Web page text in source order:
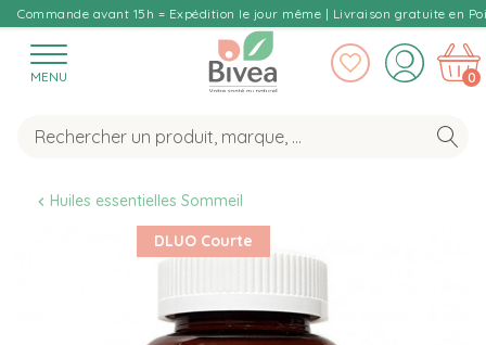
Commande avant 15h = Expédition le jour même | Livraison gratuite en
MENU 0
Huiles essentielles Sommeil
DLUO Courte